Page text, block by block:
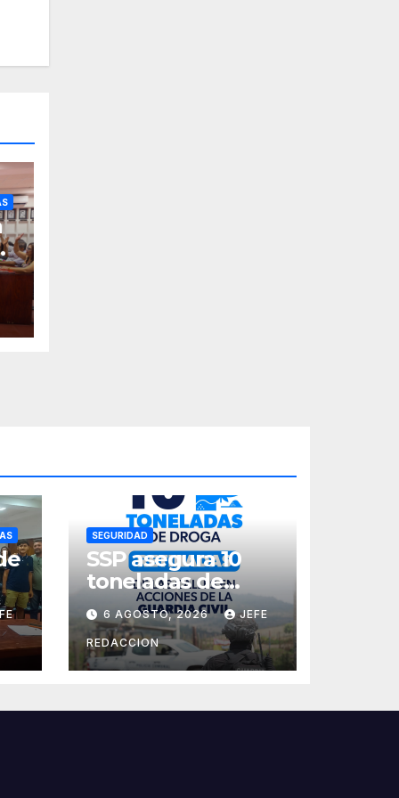
SEGURIDAD
SSP asegura 10
toneladas de
droga en 8 meses
6 AGOSTO, 2026 JEFE
REDACCION